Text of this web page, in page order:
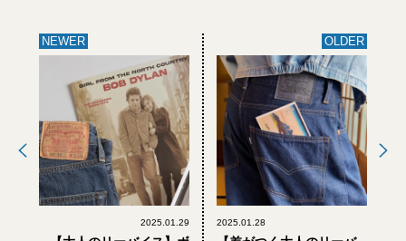
NEWER
2025.01.29
OLDER
2025.01.28